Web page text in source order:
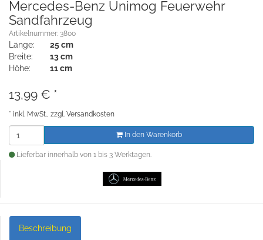
Mercedes-Benz Unimog Feuerwehr
Sandfahrzeug
Artikelnummer: 3800
Länge:
25 cm
Breite:
13 cm
Höhe:
11 cm
13,99 € *
* inkl. MwSt., zzgl. Versandkosten
In den Warenkorb
Lieferbar innerhalb von 1 bis 3 Werktagen.
Beschreibung